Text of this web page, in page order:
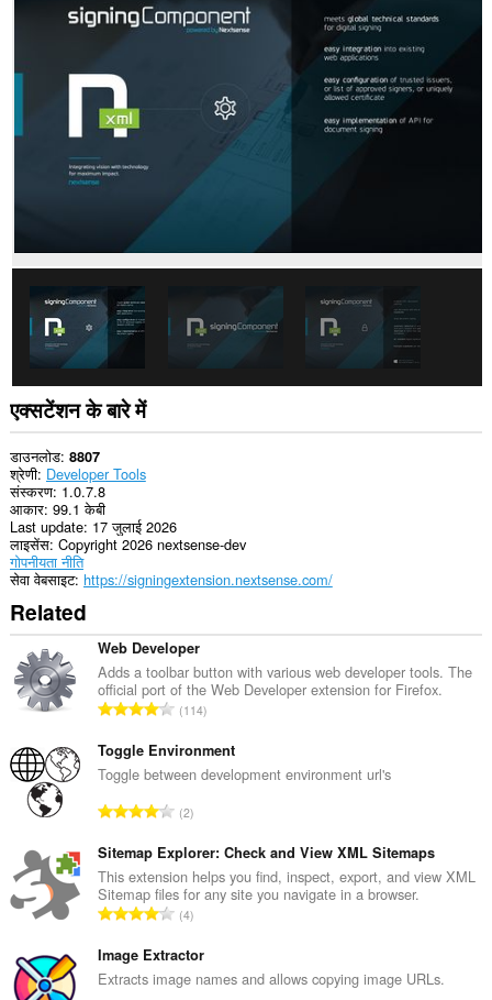
प्राप्त
permission
and
pages
communicate
extension.
This
extension
can
exchange
messages
with
programs
other
than
Opera.
एक्सटेंशन के बारे में
डाउनलोड 8807
श्रेणी Developer Tools
संस्करण 1.0.7.8
आकार 99.1 केबी
Last update 17 जुलाई 2026
लाइसेंस Copyright 2026 nextsense-dev
गोपनीयता नीति
सेवा वेबसाइट https://signingextension.nextsense.com/
Related
Web Developer
Adds a toolbar button with various web developer tools. The
official port of the Web Developer extension for Firefox.
रे
ग
की
ल
ख्या
:
114
Toggle Environment
Toggle between development environment url's
रे
ग
की
कु
ल
ख्या
:
2
Sitemap Explorer: Check and View XML Sitemaps
This extension helps you find, inspect, export, and view XML
Sitemap files for any site you navigate in a browser.
रे
ग
की
4
Image Extractor
Extracts image names and allows copying image URLs.